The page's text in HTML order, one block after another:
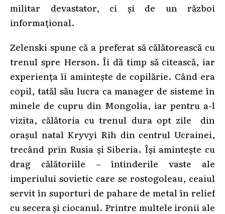
militar devastator, ci şi de un război
informaţional.
Zelenski spune că a preferat să călătorească cu
trenul spre Herson. Îi dă timp să citească, iar
experienţa îi aminteşte de copilărie. Când era
copil, tatăl său lucra ca manager de sisteme în
minele de cupru din Mongolia, iar pentru a-l
vizita, călătoria cu trenul dura opt zile din
oraşul natal Kryvyi Rih din centrul Ucrainei,
trecând prin Rusia şi Siberia. Îşi aminteşte cu
drag călătoriile – întinderile vaste ale
imperiului sovietic care se rostogoleau, ceaiul
servit în suporturi de pahare de metal în relief
cu secera şi ciocanul. Printre multele ironii ale